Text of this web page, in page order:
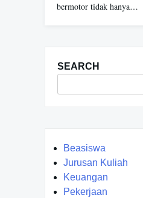
bermotor tidak hanya…
SEARCH
Beasiswa
Jurusan Kuliah
Keuangan
Pekerjaan